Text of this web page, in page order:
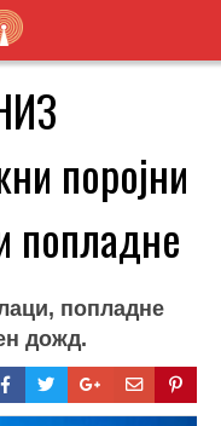
поројни
попладне
попладне
дожд.